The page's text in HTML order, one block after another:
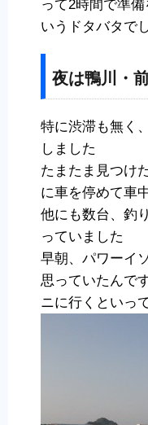
って2時間で準
いうドタバタで
夜は鴨川・
特に渋滞も無く
しました
たまたま見つけ
に車を停めて車
他にも数台、釣
っていました
早朝、パワーイ
思っていたんで
ニに行くといっ